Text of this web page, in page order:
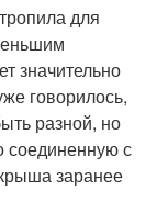
для
значительно
говорилось,
разной, но
соединенную с
заранее